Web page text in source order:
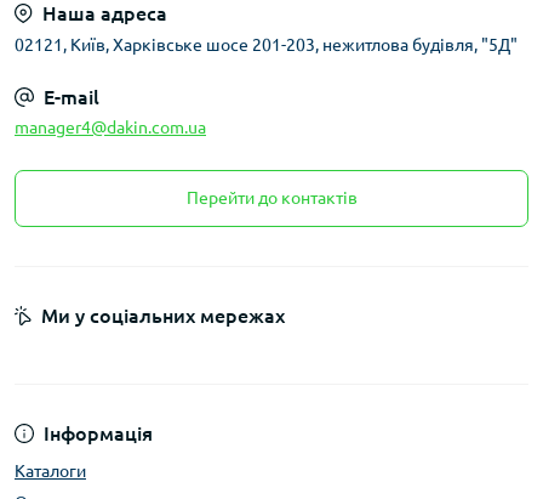
Наша адреса
02121, Київ, Харківське шосе 201-203, нежитлова будівля, "5Д"
E-mail
manager4@dakin.com.ua
Перейти до контактів
Інформація
Каталоги
Ми у соціальних мережах